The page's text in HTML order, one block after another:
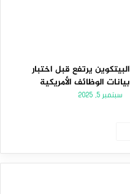
البيتكوين يرتفع قبل اختبار
بيانات الوظائف الأمريكية
سبتمبر 5, 2025